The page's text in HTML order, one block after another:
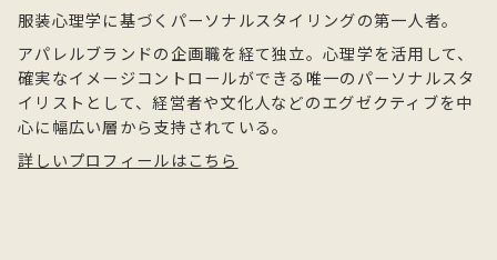
服装心理学に基づくパーソナルスタイリングの第一人者。
アパレルブランドの企画職を経て独立。心理学を活用して、
確実なイメージコントロールができる唯一のパーソナルスタ
イリストとして、経営者や文化人などのエグゼクティブを中
心に幅広い層から支持されている。
詳しいプロフィールはこちら